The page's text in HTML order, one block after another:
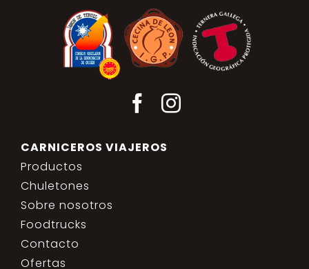
CARNICEROS VIAJEROS
Productos
Chuletones
Sobre nosotros
Foodtrucks
Contacto
Ofertas